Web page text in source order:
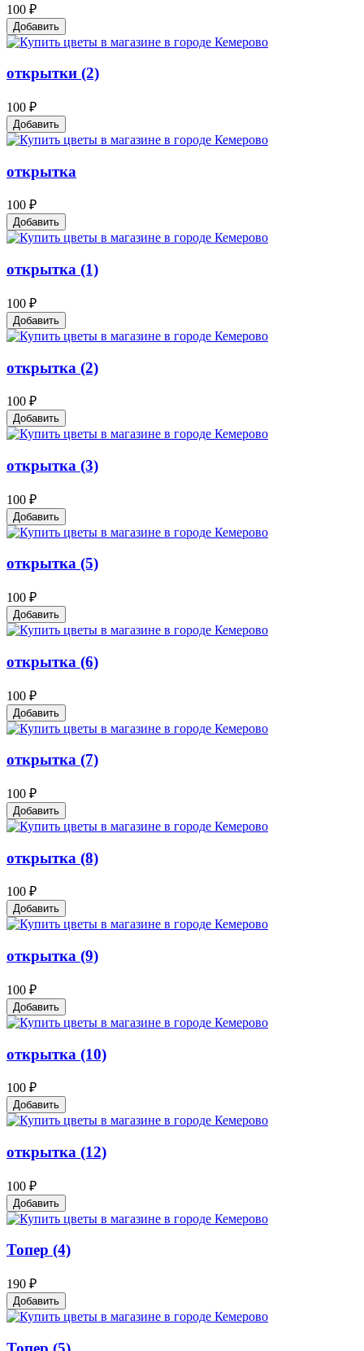
100 ₽
Добавить
открытки (2)
100 ₽
Добавить
открытка
100 ₽
Добавить
открытка (1)
100 ₽
Добавить
открытка (2)
100 ₽
Добавить
открытка (3)
100 ₽
Добавить
открытка (5)
100 ₽
Добавить
открытка (6)
100 ₽
Добавить
открытка (7)
100 ₽
Добавить
открытка (8)
100 ₽
Добавить
открытка (9)
100 ₽
Добавить
открытка (10)
100 ₽
Добавить
открытка (12)
100 ₽
Добавить
Топер (4)
190 ₽
Добавить